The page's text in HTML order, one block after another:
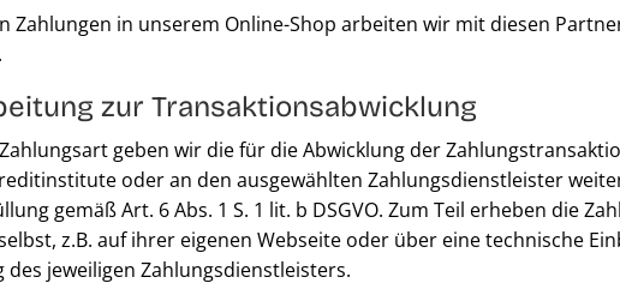
Zahlungen in unserem Online-Shop arbeiten wir mit diesen
zur Transaktionsabwicklung
geben wir die für die Abwicklung der
oder an den ausgewählten Zahlungsdienstleister
gemäß Art. 6 Abs. 1 S. 1 lit. b DSGVO. Zum Teil erheben die
z.B. auf ihrer eigenen Webseite oder über eine technische
jeweiligen Zahlungsdienstleisters.